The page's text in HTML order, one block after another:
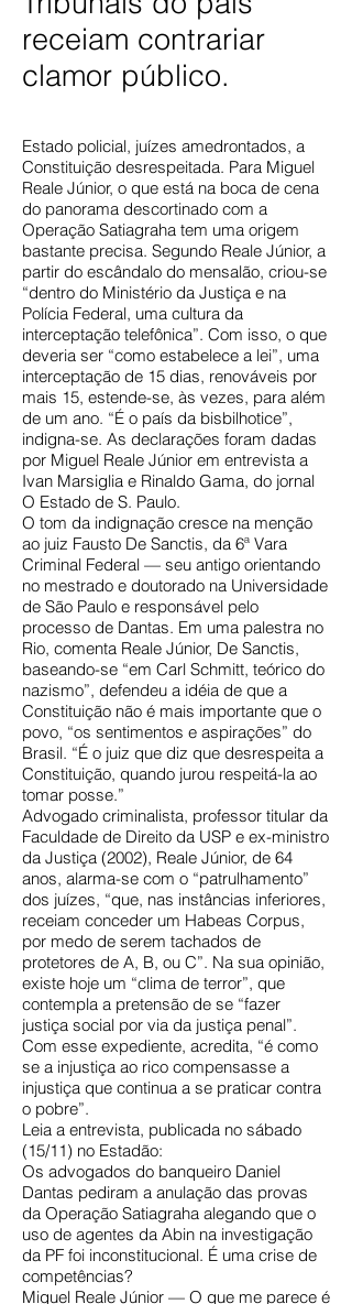
receiam contrariar
clamor público.
Estado policial, juízes amedrontados, a
Constituição desrespeitada. Para Miguel
Reale Júnior, o que está na boca de cena
do panorama descortinado com a
Operação Satiagraha tem uma origem
bastante precisa. Segundo Reale Júnior, a
partir do escândalo do mensalão, criou-se
“dentro do Ministério da Justiça e na
Polícia Federal, uma cultura da
interceptação telefônica”. Com isso, o que
deveria ser “como estabelece a lei”, uma
interceptação de 15 dias, renováveis por
mais 15, estende-se, às vezes, para além
de um ano. “É o país da bisbilhotice”,
indigna-se. As declarações foram dadas
por Miguel Reale Júnior em entrevista a
Ivan Marsiglia e Rinaldo Gama, do jornal
O Estado de S. Paulo.
O tom da indignação cresce na menção
ao juiz Fausto De Sanctis, da 6ª Vara
Criminal Federal — seu antigo orientando
no mestrado e doutorado na Universidade
de São Paulo e responsável pelo
processo de Dantas. Em uma palestra no
Rio, comenta Reale Júnior, De Sanctis,
baseando-se “em Carl Schmitt, teórico do
nazismo”, defendeu a idéia de que a
Constituição não é mais importante que o
povo, “os sentimentos e aspirações” do
Brasil. “É o juiz que diz que desrespeita a
Constituição, quando jurou respeitá-la ao
tomar posse.”
Advogado criminalista, professor titular da
Faculdade de Direito da USP e ex-ministro
da Justiça (2002), Reale Júnior, de 64
anos, alarma-se com o “patrulhamento”
dos juízes, “que, nas instâncias inferiores,
receiam conceder um Habeas Corpus,
por medo de serem tachados de
protetores de A, B, ou C”. Na sua opinião,
existe hoje um “clima de terror”, que
contempla a pretensão de se “fazer
justiça social por via da justiça penal”.
Com esse expediente, acredita, “é como
se a injustiça ao rico compensasse a
injustiça que continua a se praticar contra
o pobre”.
Leia a entrevista, publicada no sábado
(15/11) no Estadão:
Os advogados do banqueiro Daniel
Dantas pediram a anulação das provas
da Operação Satiagraha alegando que o
uso de agentes da Abin na investigação
da PF foi inconstitucional. É uma crise de
competências?
Miguel Reale Júnior — O que me parece é